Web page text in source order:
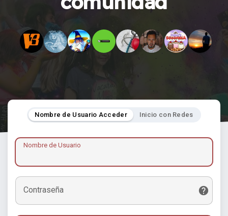
Nombre de Usuario Acceder Inicio con Redes
Nombre de Usuario
Contraseña